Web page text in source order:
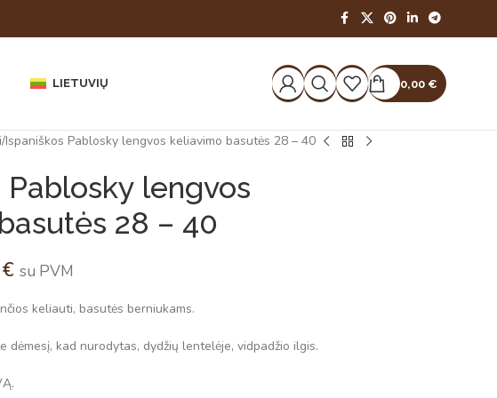
LIETUVIŲ 0,00 €
Ispaniškos Pablosky lengvos keliavimo basutės 28 – 40
Pablosky lengvos
28 – 40
€ su PVM
keliauti, basutės berniukams.
dėmesį, kad nurodytas, dydžių lentelėje, vidpadžio ilgis.